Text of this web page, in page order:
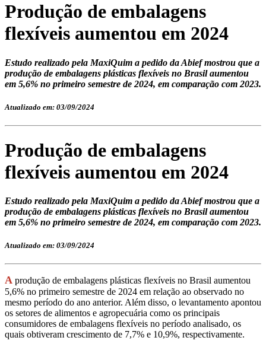
Produção de embalagens
flexíveis aumentou em 2024
Estudo realizado pela MaxiQuim a pedido da Abief mostrou que a
produção de embalagens plásticas flexíveis no Brasil aumentou
em 5,6% no primeiro semestre de 2024, em comparação com 2023.
Atualizado em: 03/09/2024
Produção de embalagens
flexíveis aumentou em 2024
Estudo realizado pela MaxiQuim a pedido da Abief mostrou que a
produção de embalagens plásticas flexíveis no Brasil aumentou
em 5,6% no primeiro semestre de 2024, em comparação com 2023.
Atualizado em: 03/09/2024
A produção de embalagens plásticas flexíveis no Brasil aumentou
5,6% no primeiro semestre de 2024 em relação ao observado no
mesmo período do ano anterior. Além disso, o levantamento apontou
os setores de alimentos e agropecuária como os principais
consumidores de embalagens flexíveis no período analisado, os
quais obtiveram crescimento de 7,7% e 10,9%, respectivamente.